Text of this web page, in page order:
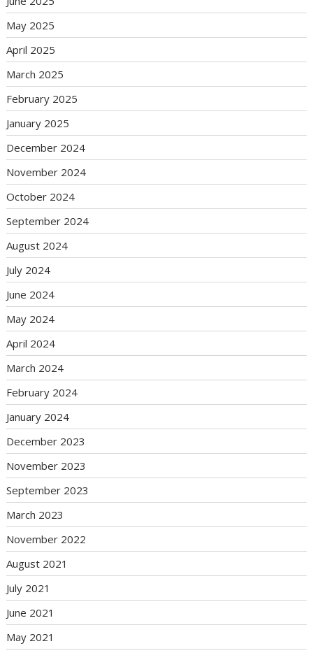
May 2025
April 2025
March 2025
February 2025
January 2025
December 2024
November 2024
October 2024
September 2024
August 2024
July 2024
June 2024
May 2024
April 2024
March 2024
February 2024
January 2024
December 2023
November 2023
September 2023
March 2023
November 2022
August 2021
July 2021
June 2021
May 2021